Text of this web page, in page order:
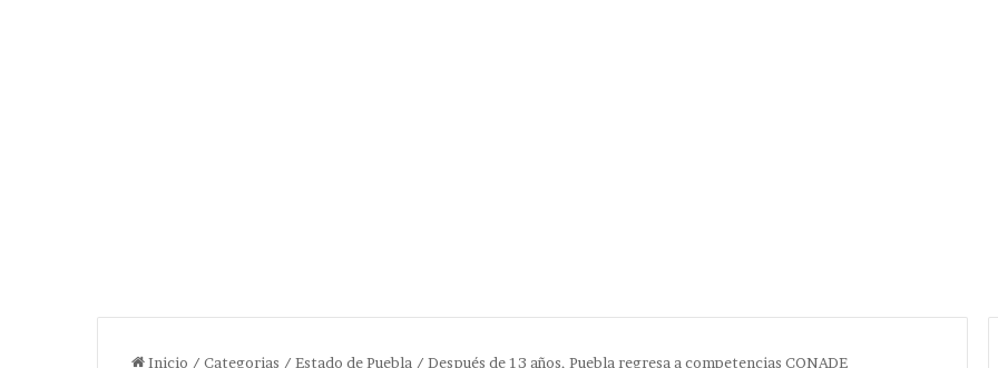
Inicio / Categorias / Estado de Puebla / Después de 13 años, Puebla regresa a competencias CONADE